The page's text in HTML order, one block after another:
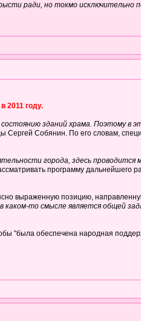
ради, но токмо исключительно
2011 году.
зданий храма. Поэтому в
Сергей Собянин. По его словам,
города, здесь
программу дальнейшего
выраженную позицию,
то смысле является общей
"была обеспечена народная